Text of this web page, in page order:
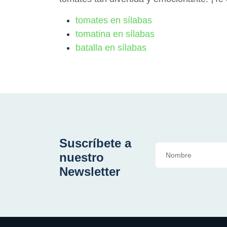
tomates en sílabas
tomatina en sílabas
batalla en sílabas
Suscríbete a
nuestro
Newsletter